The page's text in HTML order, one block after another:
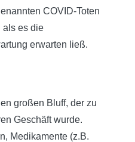
COVID-Toten
als es die
erwarten ließ.
großen Bluff, der zu
Geschäft wurde.
Medikamente (z.B.